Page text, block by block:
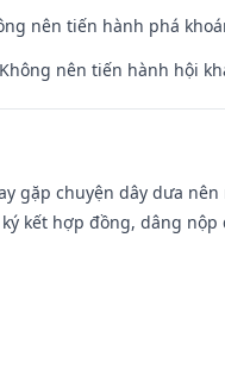
nên tiến hành phá
nên tiến hành hội
gặp chuyện dây dưa
kết hợp đồng, dâng nộp